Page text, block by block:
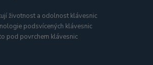
životnost a odolnost klávesnic
podsvícených klávesnic
pod povrchem klávesnic